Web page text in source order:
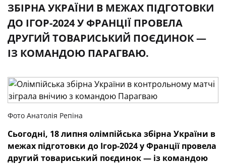
ЗБІРНА УКРАЇНИ В МЕЖАХ ПІДГОТОВКИ
ДО ІГОР-2024 У ФРАНЦІЇ ПРОВЕЛА
ДРУГИЙ ТОВАРИСЬКИЙ ПОЄДИНОК —
ІЗ КОМАНДОЮ ПАРАГВАЮ.
Фото Анатолія Репіна
Сьогодні, 18 липня олімпійська збірна України в
межах підготовки до Ігор-2024 у Франції провела
другий товариський поєдинок — із командою